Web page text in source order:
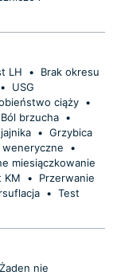
LH •
Brak okresu
•
USG
ciąży •
Ból brzucha •
• Grzybica
•
miesiączkowanie
KM •
Przerwanie
• Test
nie